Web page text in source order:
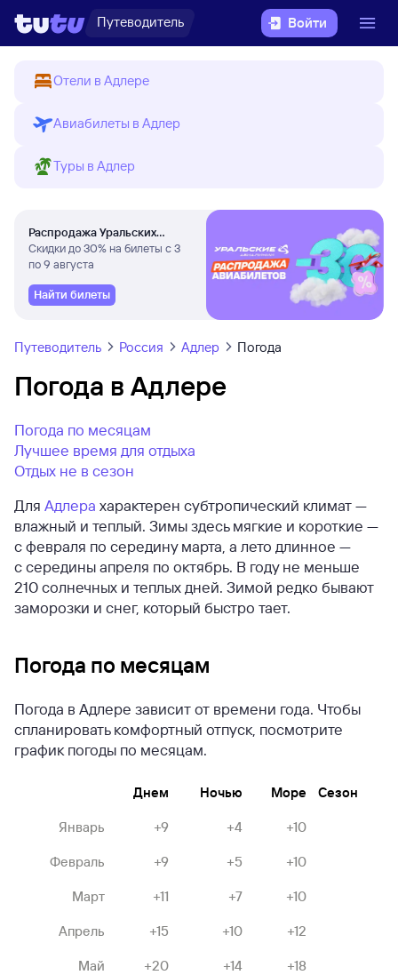
Путеводитель Войти
Отели в Адлере
Авиабилеты в Адлер
Туры в Адлер
Распродажа Уральских
авиалиний
Скидки до 30% на билеты с 3
по 9 августа
Найти билеты
Путеводитель Россия Адлер Погода
Погода в Адлере
Погода по месяцам
Лучшее время для отдыха
Отдых не в сезон
Для Адлера характерен субтропический климат —
влажный и теплый. Зимы здесь мягкие и короткие —
с февраля по середину марта, а лето длинное —
с середины апреля по октябрь. В году не меньше
210 солнечных и теплых дней. Зимой редко бывают
заморозки и снег, который быстро тает.
Погода по месяцам
Погода в Адлере зависит от времени года. Чтобы
спланировать комфортный отпуск, посмотрите
график погоды по месяцам.
Днем Ночью Море Сезон
Январь +9 +4 +10
Февраль +9 +5 +10
Март +11 +7 +10
Апрель +15 +10 +12
Май +20 +14 +18